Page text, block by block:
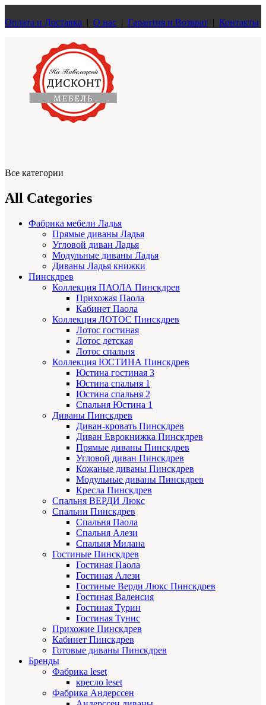
Оплата и Доставка | О нас | Гарантия и Возврат | Контакты
Все категории
All Categories
Фабрика мебели Ладья
Прямые диваны Ладья
Угловой диван Ладья
Модульные диваны Ладья
Диваны Ладья книжки
Пинскдрев
Коллекция ПАОЛА Пинскдрев
Прихожая Паола
Кабинет Паола
Коллекция ЛОТОС Пинскдрев
Лотос гостиная
Лотос детская
Лотос спальня
Коллекция ЮСТИНА Пинскдрев
Юстина гостиная 3
Юстина спальня 1
Юстина спальня 2
Спальня Юстина 1
Диваны Пинскдрев
Диван-кровать Пинскдрев
Диван Еврокнижка Пинскдрев
Прямые диваны Пинскдрев
Угловой диван Пинскдрев
Кожаные диваны Пинскдрев
Модульные диваны Пинскдрев
Кресла Пинскдрев
Спальня ВЕРДИ Люкс
Спальни Пинскдрев
Спальня Паола
Спальня Алези
Спальня Милана
Гостиные Пинскдрев
Гостиная Паола
Гостиная Алези
Гостиные Верди Люкс Пинскдрев
Гостиная Валенсия
Гостиная Турин
Гостиная Тунис
Прихожие Пинскдрев
Кабинет Пинскдрев
Готовые диваны Пинскдрев
Бренды
Фабрика leset
кресло leset
Фабрика Андерссен